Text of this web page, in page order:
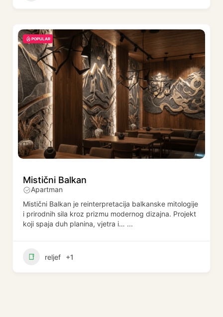
POPULAR
Mistični Balkan
Apartman
Mistični Balkan je reinterpretacija balkanske mitologije
i prirodnih sila kroz prizmu modernog dizajna. Projekt
koji spaja duh planina, vjetra i… ...
reljef +1